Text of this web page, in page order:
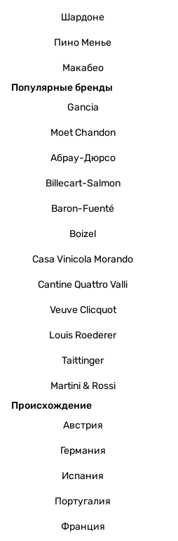
Шардоне
Пино Менье
Макабео
Популярные бренды
Gancia
Moet Chandon
Абрау-Дюрсо
Billecart-Salmon
Baron-Fuenté
Boizel
Casa Vinicola Morando
Cantine Quattro Valli
Veuve Clicquot
Louis Roederer
Taittinger
Martini & Rossi
Происхождение
Австрия
Германия
Испания
Португалия
Франция